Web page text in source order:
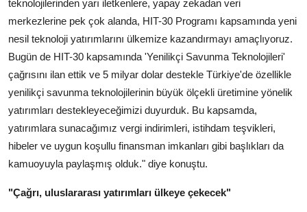
teknolojilerinden yarı iletkenlere, yapay zekadan veri
merkezlerine pek çok alanda, HIT-30 Programı kapsamında yeni
nesil teknoloji yatırımlarını ülkemize kazandırmayı amaçlıyoruz.
Bugün de HIT-30 kapsamında 'Yenilikçi Savunma Teknolojileri'
çağrısını ilan ettik ve 5 milyar dolar destekle Türkiye'de özellikle
yenilikçi savunma teknolojilerinin büyük ölçekli üretimine yönelik
yatırımları destekleyeceğimizi duyurduk. Bu kapsamda,
yatırımlara sunacağımız vergi indirimleri, istihdam teşvikleri,
hibeler ve uygun koşullu finansman imkanları gibi başlıkları da
kamuoyuyla paylaşmış olduk." diye konuştu.
"Çağrı, uluslararası yatırımları ülkeye çekecek"